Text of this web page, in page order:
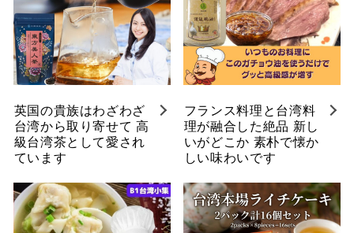
英国の貴族はわざわざ
台湾から取り寄せて 高
級台湾茶として愛され
ています
フランス料理と台湾料
理が融合した絶品 新し
いがどこか 素朴で懐か
しい味わいです